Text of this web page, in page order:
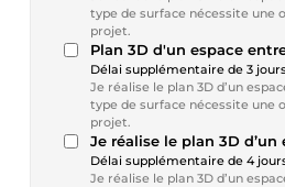
type de surface nécessite une
projet.
Plan 3D d'un espace
Délai supplémentaire de 3
Je réalise le plan 3D d’un
type de surface nécessite une
projet.
Je réalise le plan 3D
Délai supplémentaire de 4
Je réalise le plan 3D d’un